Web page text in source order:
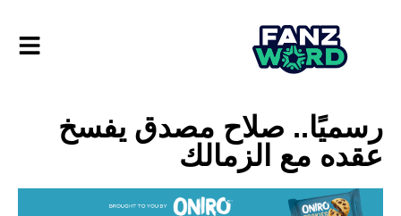
رسميًا.. صلاح مصدق يفسخ
عقده مع الزمالك